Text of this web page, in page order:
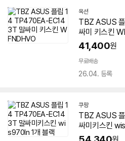
옥션
TBZ ASUS
싸미 키스킨
41,400원
무료배송
26.04. 등록
쿠팡
TBZ ASUS
싸미키스킨